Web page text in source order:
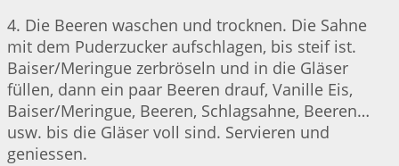
4. Die Beeren waschen und trocknen. Die Sahne
mit dem Puderzucker aufschlagen, bis steif ist.
Baiser/Meringue zerbröseln und in die Gläser
füllen, dann ein paar Beeren drauf, Vanille Eis,
Baiser/Meringue, Beeren, Schlagsahne, Beeren…
usw. bis die Gläser voll sind. Servieren und
geniessen.